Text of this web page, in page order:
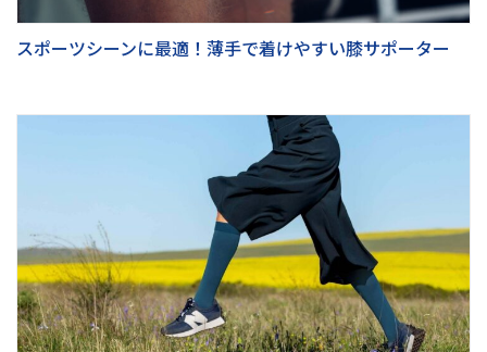
スポーツシーンに最適！薄手で着けやすい膝サポーター